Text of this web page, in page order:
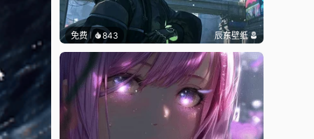
免费 843 辰东壁纸